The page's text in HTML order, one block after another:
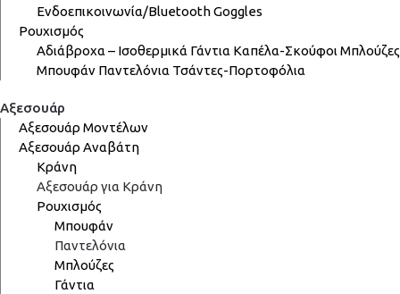
Ενδοεπικοινωνία/BluetoothGoggles
Ρουχισμός
Αδιάβροχα – Ισοθερμικά Γάντια Καπέλα-Σκούφοι Μπλούζες
Μπουφάν Παντελόνια Τσάντες-Πορτοφόλια
Αξεσουάρ
Αξεσουάρ Μοντέλων
Αξεσουάρ Αναβάτη
Κράνη
Αξεσουάρ για Κράνη
Ρουχισμός
Μπουφάν
Παντελόνια
Μπλούζες
Γάντια